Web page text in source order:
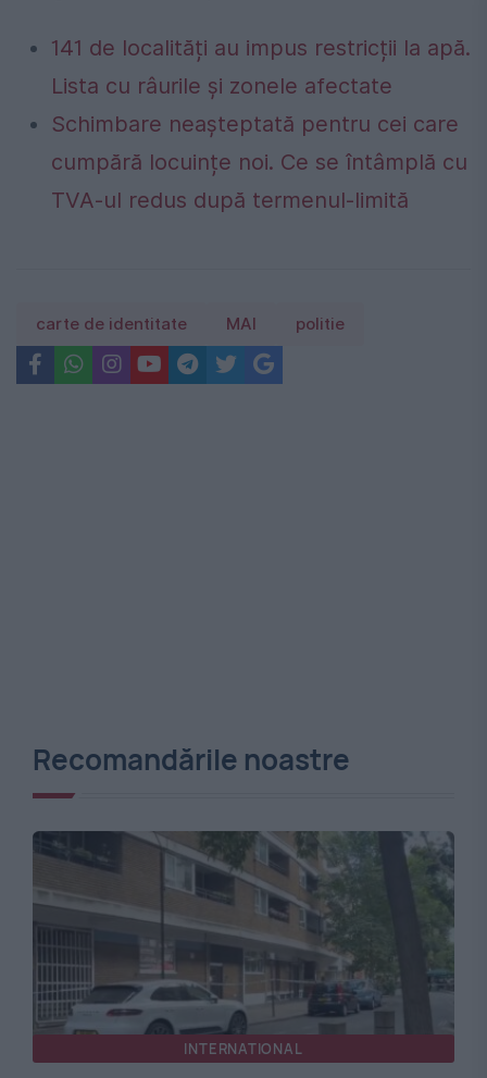
141 de localități au impus restricții la apă.
Lista cu râurile și zonele afectate
Schimbare neașteptată pentru cei care
cumpără locuințe noi. Ce se întâmplă cu
TVA-ul redus după termenul-limită
carte de identitate MAI politie
Recomandările noastre
INTERNATIONAL